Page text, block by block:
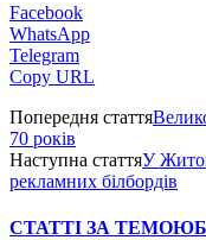
Facebook
WhatsApp
Telegram
Copy URL
Попередня стаття
70 років
Наступна статтяУ
рекламних білбордів
СТАТТІ ЗА ТЕМОЮ